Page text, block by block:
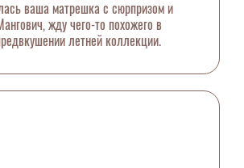
ваша матрешка с сюрпризом и
жду чего-то похожего в
летней коллекции.